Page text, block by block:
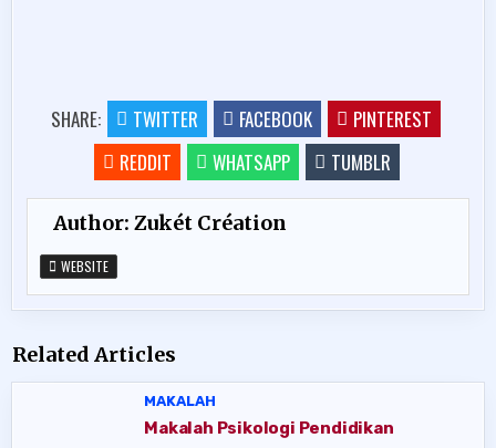
SHARE: TWITTER FACEBOOK
PINTEREST
REDDIT
WHATSAPP TUMBLR
Author:Zukét Création
WEBSITE
Related Articles
MAKALAH
Makalah Psikologi Pendidikan